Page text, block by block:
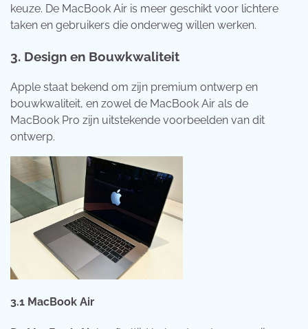
keuze. De MacBook Air is meer geschikt voor lichtere
taken en gebruikers die onderweg willen werken.
3. Design en Bouwkwaliteit
Apple staat bekend om zijn premium ontwerp en
bouwkwaliteit, en zowel de MacBook Air als de
MacBook Pro zijn uitstekende voorbeelden van dit
ontwerp.
3.1 MacBook Air